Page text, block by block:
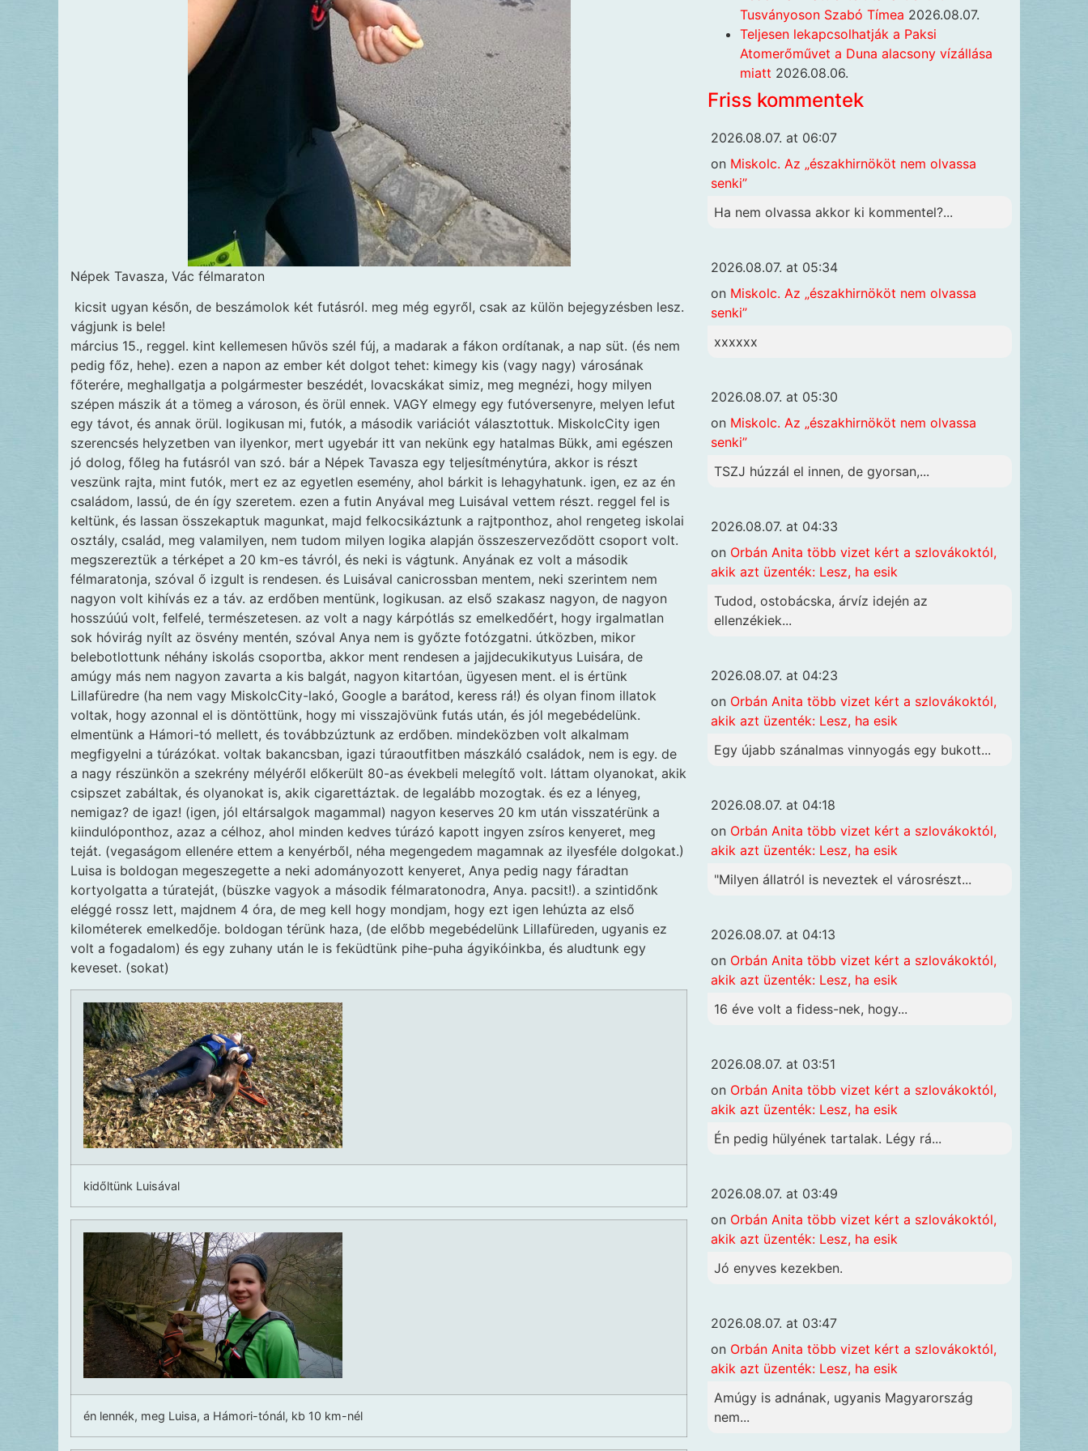
Népek Tavasza, Vác félmaraton
kicsit ugyan későn, de beszámolok két futásról. meg még egyről, csak az külön bejegyzésben lesz.
vágjunk is bele!
március 15., reggel. kint kellemesen hűvös szél fúj, a madarak a fákon ordítanak, a nap süt. (és nem
pedig főz, hehe). ezen a napon az ember két dolgot tehet: kimegy kis (vagy nagy) városának
főterére, meghallgatja a polgármester beszédét, lovacskákat simiz, meg megnézi, hogy milyen
szépen mászik át a tömeg a városon, és örül ennek. VAGY elmegy egy futóversenyre, melyen lefut
egy távot, és annak örül. logikusan mi, futók, a második variációt választottuk. MiskolcCity igen
szerencsés helyzetben van ilyenkor, mert ugyebár itt van nekünk egy hatalmas Bükk, ami egészen
jó dolog, főleg ha futásról van szó. bár a Népek Tavasza egy teljesítménytúra, akkor is részt
veszünk rajta, mint futók, mert ez az egyetlen esemény, ahol bárkit is lehagyhatunk. igen, ez az én
családom, lassú, de én így szeretem. ezen a futin Anyával meg Luisával vettem részt. reggel fel is
keltünk, és lassan összekaptuk magunkat, majd felkocsikáztunk a rajtponthoz, ahol rengeteg iskolai
osztály, család, meg valamilyen, nem tudom milyen logika alapján összeszerveződött csoport volt.
megszereztük a térképet a 20 km-es távról, és neki is vágtunk. Anyának ez volt a második
félmaratonja, szóval ő izgult is rendesen. és Luisával canicrossban mentem, neki szerintem nem
nagyon volt kihívás ez a táv. az erdőben mentünk, logikusan. az első szakasz nagyon, de nagyon
hosszúúú volt, felfelé, természetesen. az volt a nagy kárpótlás sz emelkedőért, hogy irgalmatlan
sok hóvirág nyílt az ösvény mentén, szóval Anya nem is győzte fotózgatni. útközben, mikor
belebotlottunk néhány iskolás csoportba, akkor ment rendesen a jajjdecukikutyus Luisára, de
amúgy más nem nagyon zavarta a kis balgát, nagyon kitartóan, ügyesen ment. el is értünk
Lillafüredre (ha nem vagy MiskolcCity-lakó, Google a barátod, keress rá!) és olyan finom illatok
voltak, hogy azonnal el is döntöttünk, hogy mi visszajövünk futás után, és jól megebédelünk.
elmentünk a Hámori-tó mellett, és továbbzúztunk az erdőben. mindeközben volt alkalmam
megfigyelni a túrázókat. voltak bakancsban, igazi túraoutfitben mászkáló családok, nem is egy. de
a nagy részünkön a szekrény mélyéről előkerült 80-as évekbeli melegítő volt. láttam olyanokat, akik
csipszet zabáltak, és olyanokat is, akik cigarettáztak. de legalább mozogtak. és ez a lényeg,
nemigaz? de igaz! (igen, jól eltársalgok magammal) nagyon keserves 20 km után visszatérünk a
kiindulóponthoz, azaz a célhoz, ahol minden kedves túrázó kapott ingyen zsíros kenyeret, meg
teját. (vegaságom ellenére ettem a kenyérből, néha megengedem magamnak az ilyesféle dolgokat.)
Luisa is boldogan megeszegette a neki adományozott kenyeret, Anya pedig nagy fáradtan
kortyolgatta a túrateját, (büszke vagyok a második félmaratonodra, Anya. pacsit!). a szintidőnk
eléggé rossz lett, majdnem 4 óra, de meg kell hogy mondjam, hogy ezt igen lehúzta az első
kilométerek emelkedője. boldogan térünk haza, (de előbb megebédelünk Lillafüreden, ugyanis ez
volt a fogadalom) és egy zuhany után le is feküdtünk pihe-puha ágyikóinkba, és aludtunk egy
keveset. (sokat)
kidőltünk Luisával
én lennék, meg Luisa, a Hámori-tónál, kb 10 km-nél
Tusványoson Szabó Tímea 2026.08.07.
Teljesen lekapcsolhatják a Paksi
Atomerőművet a Duna alacsony vízállása
miatt 2026.08.06.
Friss kommentek
2026.08.07. at 06:07
on Miskolc. Az „északhirnököt nem olvassa
senki”
Ha nem olvassa akkor ki kommentel?...
2026.08.07. at 05:34
on Miskolc. Az „északhirnököt nem olvassa
senki”
xxxxxx
2026.08.07. at 05:30
on Miskolc. Az „északhirnököt nem olvassa
senki”
TSZJ húzzál el innen, de gyorsan,...
2026.08.07. at 04:33
on Orbán Anita több vizet kért a szlovákoktól,
akik azt üzenték: Lesz, ha esik
Tudod, ostobácska, árvíz idején az
ellenzékiek...
2026.08.07. at 04:23
on Orbán Anita több vizet kért a szlovákoktól,
akik azt üzenték: Lesz, ha esik
Egy újabb szánalmas vinnyogás egy bukott...
2026.08.07. at 04:18
on Orbán Anita több vizet kért a szlovákoktól,
akik azt üzenték: Lesz, ha esik
"Milyen állatról is neveztek el városrészt...
2026.08.07. at 04:13
on Orbán Anita több vizet kért a szlovákoktól,
akik azt üzenték: Lesz, ha esik
16 éve volt a fidess-nek, hogy...
2026.08.07. at 03:51
on Orbán Anita több vizet kért a szlovákoktól,
akik azt üzenték: Lesz, ha esik
Én pedig hülyének tartalak. Légy rá...
2026.08.07. at 03:49
on Orbán Anita több vizet kért a szlovákoktól,
akik azt üzenték: Lesz, ha esik
Jó enyves kezekben.
2026.08.07. at 03:47
on Orbán Anita több vizet kért a szlovákoktól,
akik azt üzenték: Lesz, ha esik
Amúgy is adnának, ugyanis Magyarország
nem...